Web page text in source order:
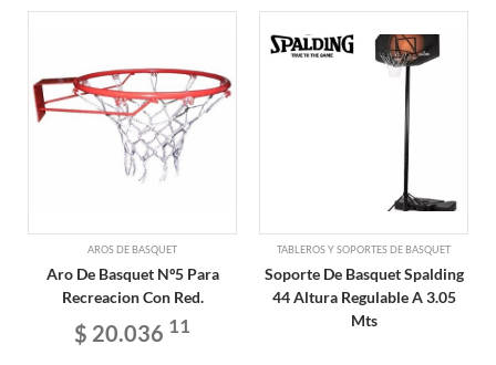
AROS DE BASQUET
Aro De Basquet Nº5 Para
Recreacion Con Red.
$ 20.036 11
TABLEROS Y SOPORTES DE BASQUET
Soporte De Basquet Spalding
44 Altura Regulable A 3.05
Mts